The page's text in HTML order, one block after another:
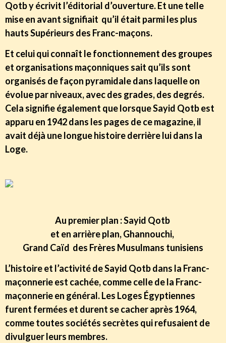
Qotb y écrivit l’éditorial d’ouverture. Et une telle
mise en avant signifiait qu’il était parmi les plus
hauts Supérieurs des Franc-maçons.
Et celui qui connaît le fonctionnement des groupes
et organisations maçonniques sait qu’ils sont
organisés de façon pyramidale dans laquelle on
évolue par niveaux, avec des grades, des degrés.
Cela signifie également que lorsque Sayid Qotb est
apparu en 1942 dans les pages de ce magazine, il
avait déjà une longue histoire derrière lui dans la
Loge.
Au premier plan : Sayid Qotb
et en arrière plan, Ghannouchi,
Grand Caïd des Frères Musulmans tunisiens
L’histoire et l’activité de Sayid Qotb dans la Franc-
maçonnerie est cachée, comme celle de la Franc-
maçonnerie en général. Les Loges Égyptiennes
furent fermées et durent se cacher après 1964,
comme toutes sociétés secrètes qui refusaient de
divulguer leurs membres.